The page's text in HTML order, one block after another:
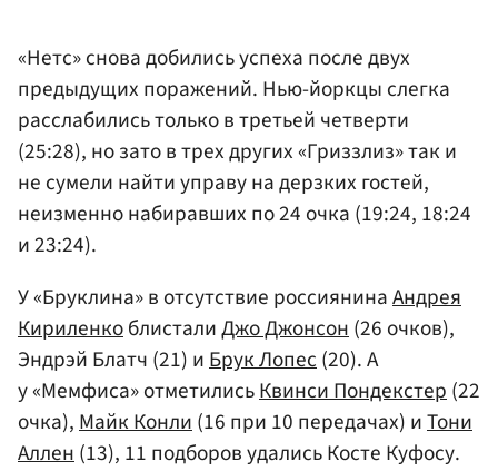
«Нетс» снова добились успеха после двух
предыдущих поражений. Нью-йоркцы слегка
расслабились только в третьей четверти
(25:28), но зато в трех других «Гриззлиз» так и
не сумели найти управу на дерзких гостей,
неизменно набиравших по 24 очка (19:24, 18:24
и 23:24).
У «Бруклина» в отсутствие россиянинаАндрея
КириленкоблисталиДжо Джонсон(26 очков),
Эндрэй Блатч (21) иБрук Лопес(20). А
у «Мемфиса» отметилисьКвинси Пондекстер(22
очка),Майк Конли(16 при 10 передачах) иТони
Аллен(13), 11 подборов удались Косте Куфосу.